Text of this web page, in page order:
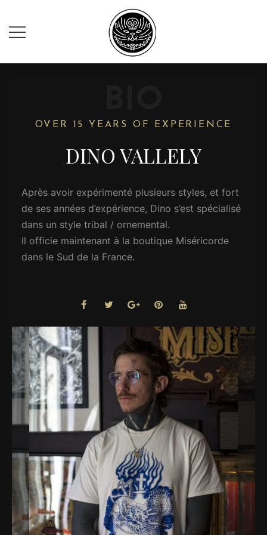
OVER 15 YEARS OF EXPERIENCE
DINO VALLELY
Après avoir expérimenté plusieurs styles, et fort
de ses années d’expérience, Dino s’est spécialisé
dans un style tribal / ornemental.
Il officie maintenant à la boutique Miséricorde
dans le Sud de la France.